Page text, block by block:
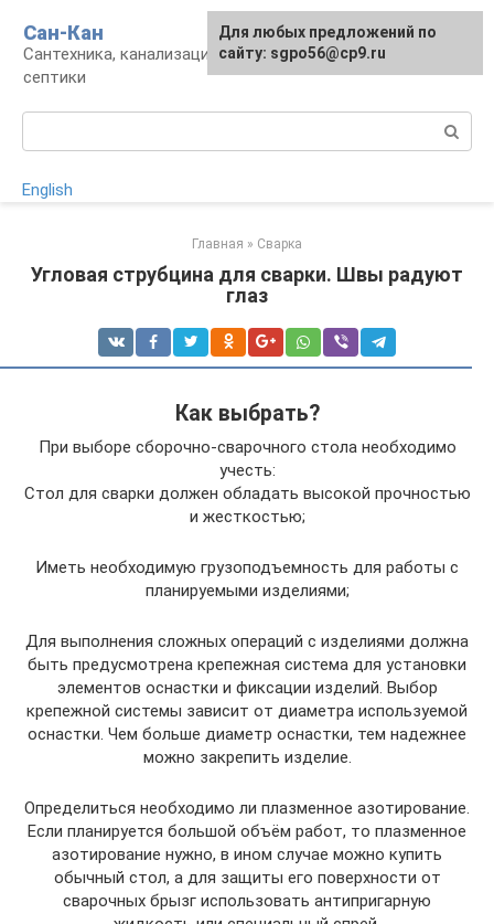
контенту
Сан-Кан
Сантехника, канализация, водопровод,
септики
English
Главная » Сварка
Угловая струбцина для сварки. Швы радуют
глаз
Как выбрать?
При выборе сборочно-сварочного стола необходимо
учесть:
Стол для сварки должен обладать высокой прочностью
и жесткостью;
Иметь необходимую грузоподъемность для работы с
планируемыми изделиями;
Для выполнения сложных операций с изделиями должна
быть предусмотрена крепежная система для установки
элементов оснастки и фиксации изделий. Выбор
крепежной системы зависит от диаметра используемой
оснастки. Чем больше диаметр оснастки, тем надежнее
можно закрепить изделие.
Определиться необходимо ли плазменное азотирование.
Если планируется большой объём работ, то плазменное
азотирование нужно, в ином случае можно купить
обычный стол, а для защиты его поверхности от
сварочных брызг использовать антипригарную
Для любых предложений по
сайту: sgpo56@cp9.ru